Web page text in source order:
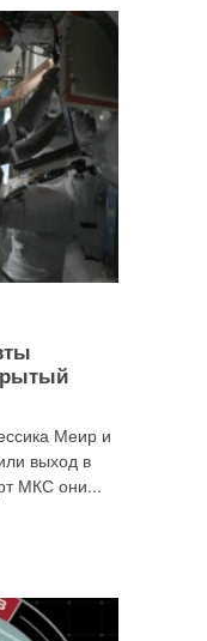
Меир и
выход в
МКС они...